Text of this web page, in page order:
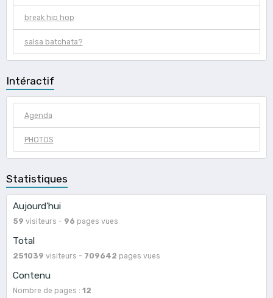
break hip hop
salsa batchata?
Intéractif
Agenda
PHOTOS
Statistiques
Aujourd'hui
59 visiteurs - 96 pages vues
Total
251039 visiteurs - 709642 pages vues
Contenu
Nombre de pages : 12